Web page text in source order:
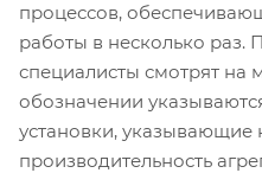
процессов,
работы в несколько раз.
специалисты смотрят на
обозначении
установки, указывающие
производительность